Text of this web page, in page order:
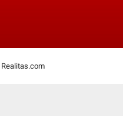
Realitas.com